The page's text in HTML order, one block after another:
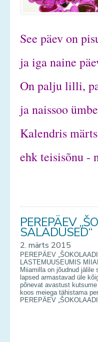
See päev on
ja iga naine
On palju lilli,
ja naissoo
Kalendris
ehk teisisõnu -
PEREPÄEV
SALADUSED“
2. märts 2015
PEREPÄEV
LASTEMUUSEUMIS
Miiamilla on jõudnud jälile
lapsed armastavad üle
põnevat avastust
koos meiega tähistama
PEREPÄEV